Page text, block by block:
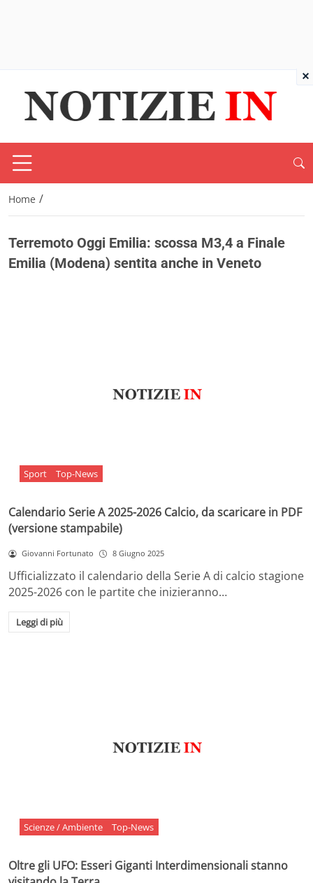
Home /
Terremoto Oggi Emilia: scossa M3,4 a Finale
Emilia (Modena) sentita anche in Veneto
Sport Top-News
Calendario Serie A 2025-2026 Calcio, da scaricare in PDF
(versione stampabile)
Giovanni Fortunato 8 Giugno 2025
Ufficializzato il calendario della Serie A di calcio stagione
2025-2026 con le partite che inizieranno…
Leggi di più
Scienze / Ambiente Top-News
Oltre gli UFO: Esseri Giganti Interdimensionali stanno
×